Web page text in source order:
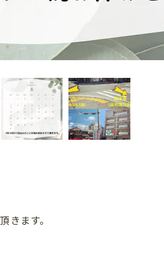
きます。